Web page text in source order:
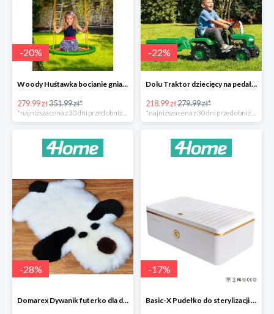
-20%
Woody Huśtawka bocianie gniazdo -20%
279.99 zł351.99 zł*
*najniższa cena z 30 dni przed obniżką
-22%
Dolu Traktor dziecięcy na pedały z przyczepką -22%
218.99 zł279.99 zł*
*najniższa cena z 30 dni przed obniżką
-28%
Domarex Dywanik futerko dla dzieci Pies czarno-biały -28%
-17%
Basic-X Pudełko do sterylizacji z ozonem -17%